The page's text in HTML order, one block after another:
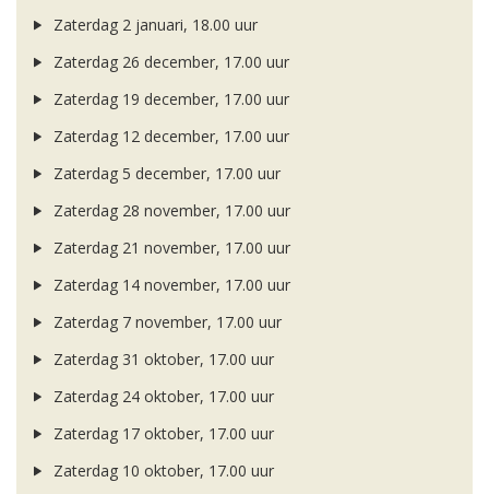
Zaterdag 2 januari, 18.00 uur
Zaterdag 26 december, 17.00 uur
Zaterdag 19 december, 17.00 uur
Zaterdag 12 december, 17.00 uur
Zaterdag 5 december, 17.00 uur
Zaterdag 28 november, 17.00 uur
Zaterdag 21 november, 17.00 uur
Zaterdag 14 november, 17.00 uur
Zaterdag 7 november, 17.00 uur
Zaterdag 31 oktober, 17.00 uur
Zaterdag 24 oktober, 17.00 uur
Zaterdag 17 oktober, 17.00 uur
Zaterdag 10 oktober, 17.00 uur